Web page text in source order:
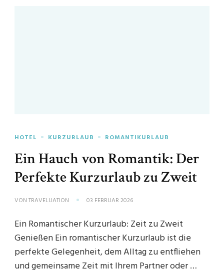
HOTEL KURZURLAUB ROMANTIKURLAUB
Ein Hauch von Romantik: Der
Perfekte Kurzurlaub zu Zweit
VON TRAVELUATION 03 FEBRUAR 2026
Ein Romantischer Kurzurlaub: Zeit zu Zweit
Genießen Ein romantischer Kurzurlaub ist die
perfekte Gelegenheit, dem Alltag zu entfliehen
und gemeinsame Zeit mit Ihrem Partner oder …